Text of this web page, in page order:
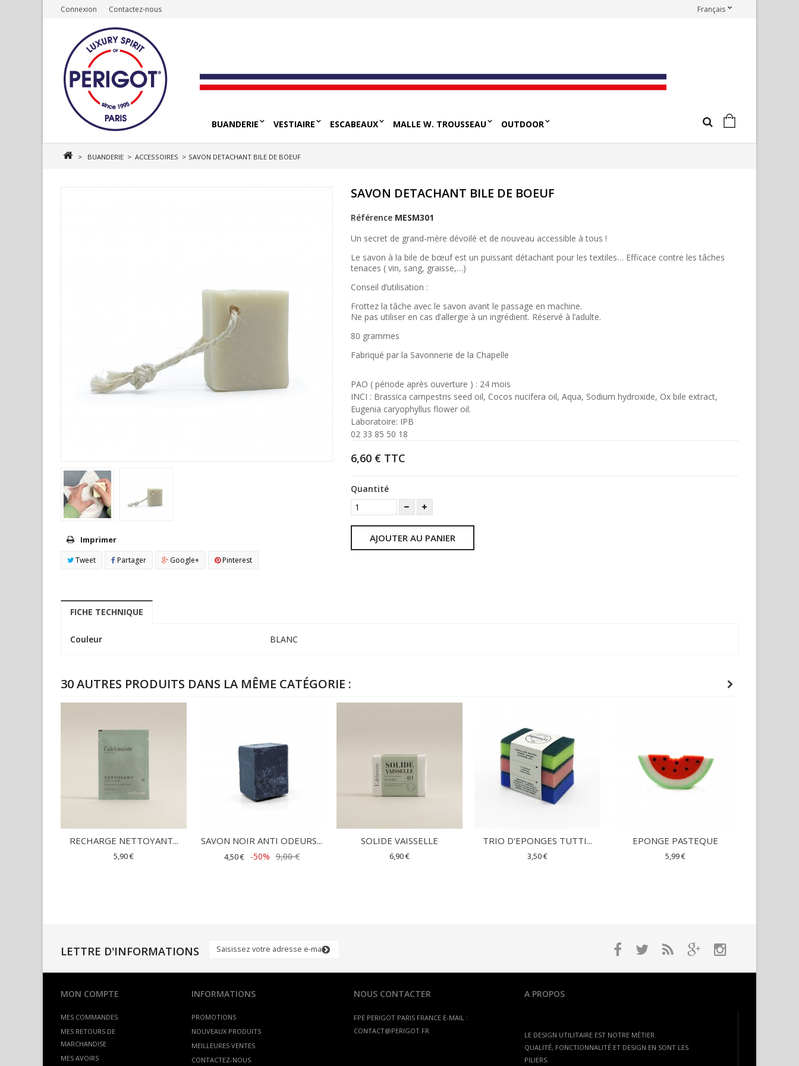
Connexion Français
Contactez-nous
BUANDERIE VESTIAIRE ESCABEAUX MALLE W. TROUSSEAU OUTDOOR
> BUANDERIE > ACCESSOIRES > SAVON DETACHANT BILE DE BOEUF
Imprimer
Tweet Partager Google+ Pinterest
SAVON DETACHANT BILE DE BOEUF
Référence MESM301
Un secret de grand-mère dévoilé et de nouveau accessible à tous !
Le savon à la bile de bœuf est un puissant détachant pour les textiles… Efficace contre les tâches
tenaces ( vin, sang, graisse,…)
Conseil d’utilisation :
Frottez la tâche avec le savon avant le passage en machine.
Ne pas utiliser en cas d’allergie à un ingrédient. Réservé à l’adulte.
80 grammes
Fabriqué par la Savonnerie de la Chapelle
PAO ( période après ouverture ) : 24 mois
INCI : Brassica campestris seed oil, Cocos nucifera oil, Aqua, Sodium hydroxide, Ox bile extract,
Eugenia caryophyllus flower oil.
Laboratoire: IPB
02 33 85 50 18
6,60 €TTC
Quantité
AJOUTER AU PANIER
FICHE TECHNIQUE
Couleur BLANC
30 AUTRES PRODUITS DANS LA MÊME CATÉGORIE :
RECHARGE NETTOYANT...
5,90 €
SAVON NOIR ANTI ODEURS...
4,50 € -50% 9,00 €
SOLIDE VAISSELLE
6,90 €
TRIO D'EPONGES TUTTI...
3,50 €
EPONGE PASTEQUE
5,99 €
LETTRE D'INFORMATIONS
MON COMPTE
MES COMMANDES
MES RETOURS DE
MARCHANDISE
MES AVOIRS
INFORMATIONS
PROMOTIONS
NOUVEAUX PRODUITS
MEILLEURES VENTES
CONTACTEZ-NOUS
NOUS CONTACTER
FPE PERIGOT PARIS FRANCE E-MAIL :
CONTACT@PERIGOT.FR
A PROPOS
LE DESIGN UTILITAIRE EST NOTRE MÉTIER.
QUALITÉ, FONCTIONNALITÉ ET DESIGN EN SONT LES
PILIERS.